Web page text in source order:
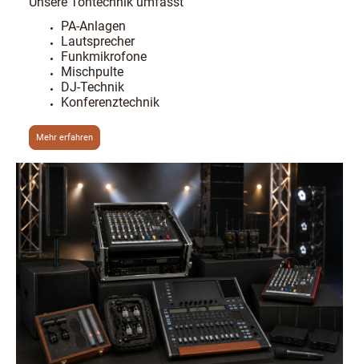
PA-Anlagen
Lautsprecher
Funkmikrofone
Mischpulte
DJ-Technik
Konferenztechnik
Mehr erfahren